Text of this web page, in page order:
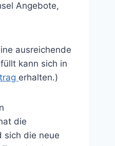
Angebote,
ausreichende
kann sich in
erhalten.)
die
sich die neue